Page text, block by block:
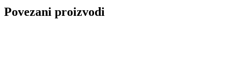
Povezani proizvodi